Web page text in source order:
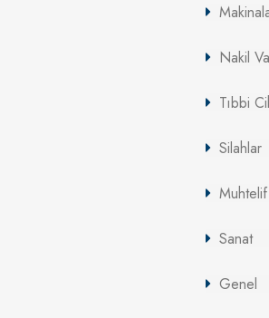
Nakil
Tıbbi
Silahlar
Sanat
Genel